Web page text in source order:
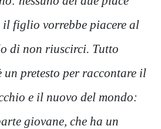
il figlio vorrebbe piacere al
di non riuscirci. Tutto
un pretesto per raccontare il
e il nuovo del mondo:
giovane, che ha un